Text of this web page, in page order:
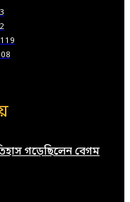
119
গড়েছিলেন বেগম